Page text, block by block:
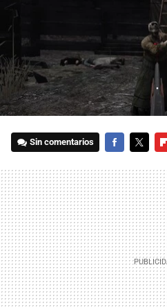
Sin comentarios